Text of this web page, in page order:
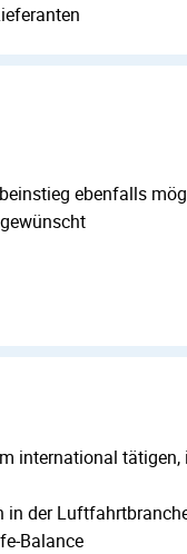
ebenfalls
international
in der
Balance